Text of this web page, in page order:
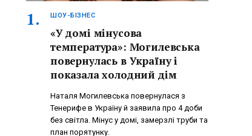
ШОУ-БІЗНЕС
«У домі мінусова
температура»: Могилевська
повернулась в Україну і
показала холодний дім
Наталя Могилевська повернулася з
Тенерифе в Україну й заявила про 4 доби
без світла. Мінус у домі, замерзлі труби та
план порятунку.